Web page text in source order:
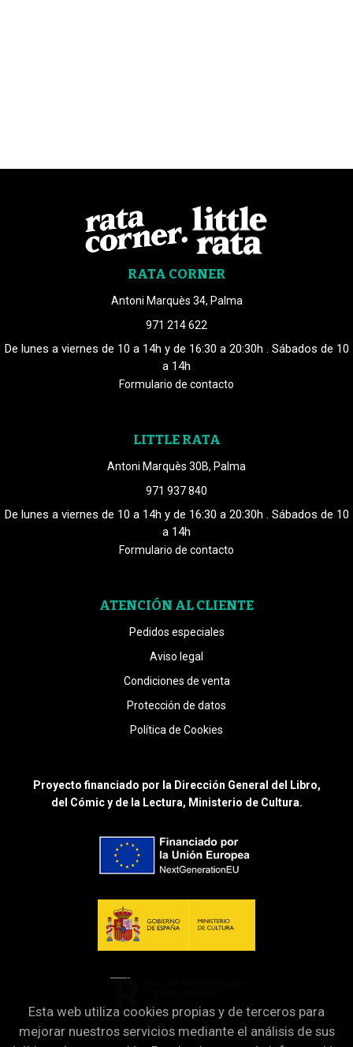
RATA CORNER
Antoni Marquès 34, Palma
971 214 622
De lunes a viernes de 10 a 14h y de 16:30 a 20:30h . Sábados de 10
a 14h
Formulario de contacto
LITTLE RATA
Antoni Marquès 30B, Palma
971 937 840
De lunes a viernes de 10 a 14h y de 16:30 a 20:30h . Sábados de 10
a 14h
Formulario de contacto
ATENCIÓN AL CLIENTE
Pedidos especiales
Aviso legal
Condiciones de venta
Protección de datos
Política de Cookies
Proyecto financiado por la Dirección General del Libro,
del Cómic y de la Lectura, Ministerio de Cultura.
Esta web utiliza cookies propias y de terceros para
mejorar nuestros servicios mediante el análisis de sus